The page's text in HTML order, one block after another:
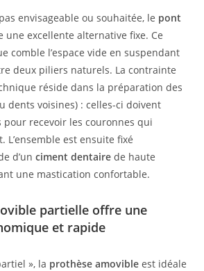
envisageable ou souhaitée, le pont
une excellente alternative fixe. Ce
comble l’espace vide en suspendant
deux piliers naturels. La contrainte
réside dans la préparation des
dents voisines) : celles-ci doivent
recevoir les couronnes qui
est ensuite fixé
d’un ciment dentaire de haute
une mastication confortable.
partielle offre une
et rapide
», la prothèse amovible est idéale